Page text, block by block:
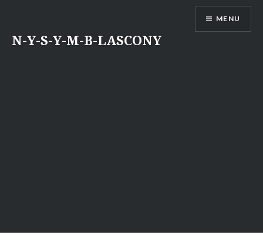
contenu
N-Y-S-Y-M-B-LASCONY
MENU